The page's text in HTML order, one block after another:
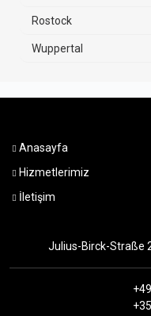
Rostock
Wuppertal
Anasayfa
Hizmetlerimiz
İletişim
Julius-Birck-Straße